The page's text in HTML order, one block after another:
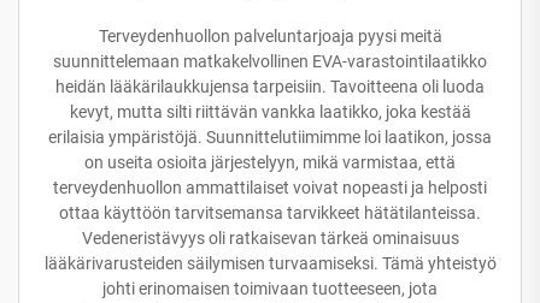
Terveydenhuollon palveluntarjoaja pyysi meitä
suunnittelemaan matkakelvollinen EVA-varastointilaatikko
heidän lääkärilaukkujensa tarpeisiin. Tavoitteena oli luoda
kevyt, mutta silti riittävän vankka laatikko, joka kestää
erilaisia ympäristöjä. Suunnittelutiimimme loi laatikon, jossa
on useita osioita järjestelyyn, mikä varmistaa, että
terveydenhuollon ammattilaiset voivat nopeasti ja helposti
ottaa käyttöön tarvitsemansa tarvikkeet hätätilanteissa.
Vedeneristävyys oli ratkaisevan tärkeä ominaisuus
lääkärivarusteiden säilymisen turvaamiseksi. Tämä yhteistyö
johti erinomaisen toimivaan tuotteeseen, jota